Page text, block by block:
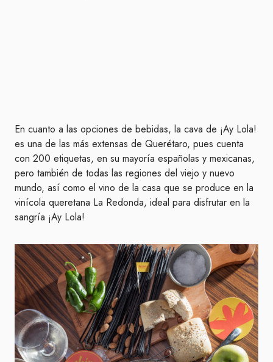
En cuanto a las opciones de bebidas, la cava de ¡Ay Lola!
es una de las más extensas de Querétaro, pues cuenta
con 200 etiquetas, en su mayoría españolas y mexicanas,
pero también de todas las regiones del viejo y nuevo
mundo, así como el vino de la casa que se produce en la
vinícola queretana La Redonda, ideal para disfrutar en la
sangría ¡Ay Lola!